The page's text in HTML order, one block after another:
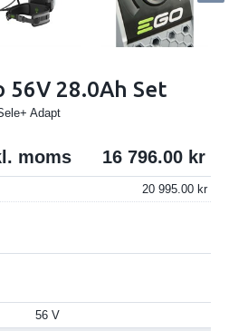
56V 28.0Ah Set
Adapt
moms 16 796.00
20 995.00
56 V